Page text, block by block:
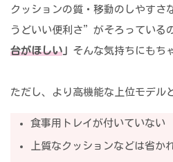
クッションの質・移動のしやすさ
うどいい便利さ”がそろっている
台がほしい 」 そんな気持ちにもち
ただし、より高機能な上位モデル
食事用トレイが付いていない
上質なクッションなどは省か